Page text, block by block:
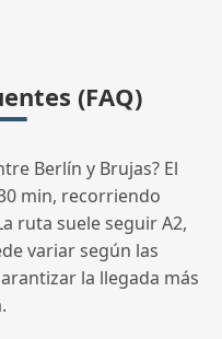
(FAQ)
Berlín y Brujas? El
min, recorriendo
ruta suele seguir A2,
variar según las
la llegada más